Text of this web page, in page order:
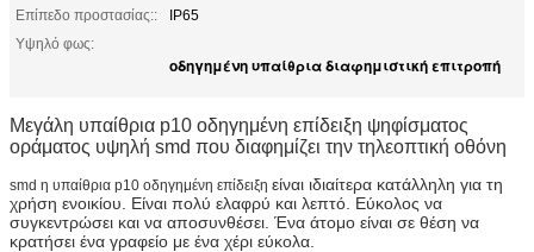
Επίπεδο προστασίας::
IP65
Υψηλό φως:
οδηγημένη υπαίθρια διαφημιστική επιτροπή
Μεγάλη υπαίθρια p10 οδηγημένη επίδειξη ψηφίσματος
οράματος υψηλή smd που διαφημίζει την τηλεοπτική οθόνη
smd η υπαίθρια p10 οδηγημένη επίδειξη είναι ιδιαίτερα κατάλληλη για τη
χρήση ενοικίου. Είναι πολύ ελαφρύ και λεπτό. Εύκολος να
συγκεντρώσει και να αποσυνθέσει. Ένα άτομο είναι σε θέση να
κρατήσει ένα γραφείο με ένα χέρι εύκολα.